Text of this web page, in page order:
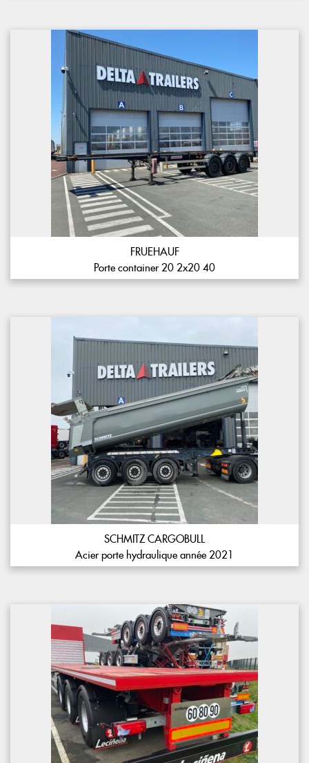
FRUEHAUF
Porte container 20 2x20 40
SCHMITZ CARGOBULL
Acier porte hydraulique année 2021